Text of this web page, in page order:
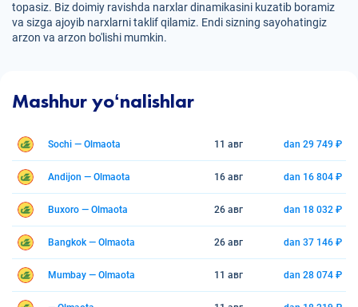
topasiz. Biz doimiy ravishda narxlar dinamikasini kuzatib boramiz
va sizga ajoyib narxlarni taklif qilamiz. Endi sizning sayohatingiz
arzon va arzon bo'lishi mumkin.
Mashhur yoʻnalishlar
Sochi — Olmaota 11 авг dan 29 749 ₽
Andijon — Olmaota 16 авг dan 16 804 ₽
Buxoro — Olmaota 26 авг dan 18 032 ₽
Bangkok — Olmaota 26 авг dan 37 146 ₽
Mumbay — Olmaota 11 авг dan 28 074 ₽